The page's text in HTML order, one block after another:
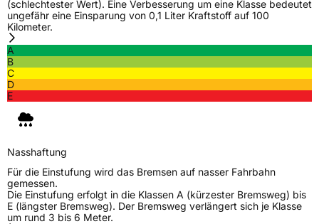
Weitere Eigenschaften
SchlauchtypTL
ZustandNeureifen
Nasshaftung C
(schlechtester Wert). Eine Verbesserung um eine Klasse bedeutet
ungefähr eine Einsparung von 0,1 Liter Kraftstoff auf 100
Kilometer.
A
B
C
D
E
Nasshaftung
Für die Einstufung wird das Bremsen auf nasser Fahrbahn
gemessen.
Die Einstufung erfolgt in die Klassen A (kürzester Bremsweg) bis
E (längster Bremsweg). Der Bremsweg verlängert sich je Klasse
um rund 3 bis 6 Meter.